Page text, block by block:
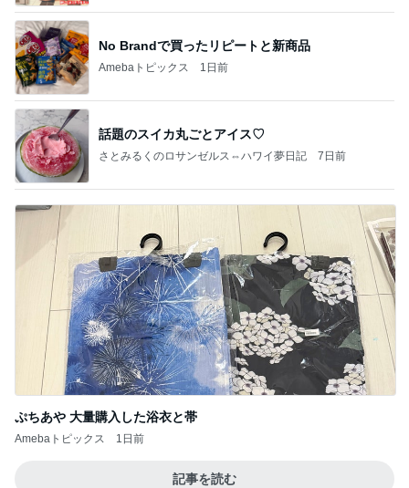
No Brandで買ったリピートと新商品
Amebaトピックス 1日前
話題のスイカ丸ごとアイス♡
さとみるくのロサンゼルス⇔ハワイ夢日記 7日前
ぷちあや 大量購入した浴衣と帯
Amebaトピックス 1日前
記事を読む